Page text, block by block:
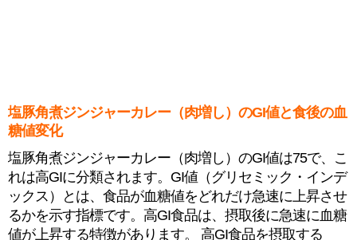
塩豚角煮ジンジャーカレー（肉増し）のGI値と食後の血
糖値変化
塩豚角煮ジンジャーカレー（肉増し）のGI値は75で、こ
れは高GIに分類されます。GI値（グリセミック・インデ
ックス）とは、食品が血糖値をどれだけ急速に上昇させ
るかを示す指標です。高GI食品は、摂取後に急速に血糖
値が上昇する特徴があります。 高GI食品を摂取する